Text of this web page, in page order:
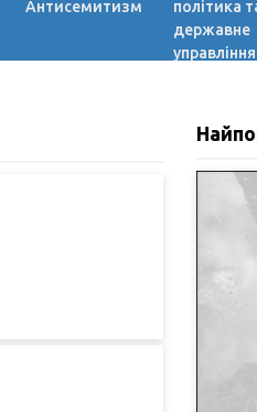
Антисемитизм
політика
державне
управління